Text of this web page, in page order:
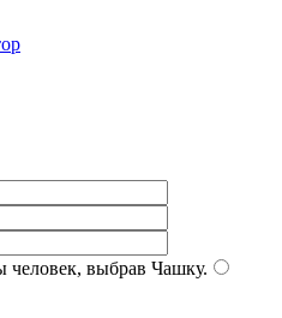
человек, выбрав Чашку.